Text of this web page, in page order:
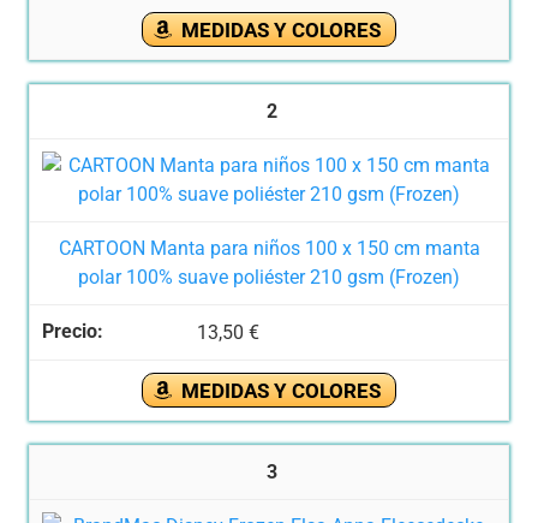
MEDIDAS Y COLORES
2
CARTOON Manta para niños 100 x 150 cm manta
polar 100% suave poliéster 210 gsm (Frozen)
13,50 €
MEDIDAS Y COLORES
3